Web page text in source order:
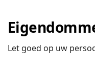
Let goed op uw